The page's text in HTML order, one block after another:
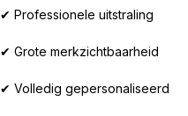
✔ Professionele uitstraling
✔ Grote merkzichtbaarheid
✔ Volledig gepersonaliseerd